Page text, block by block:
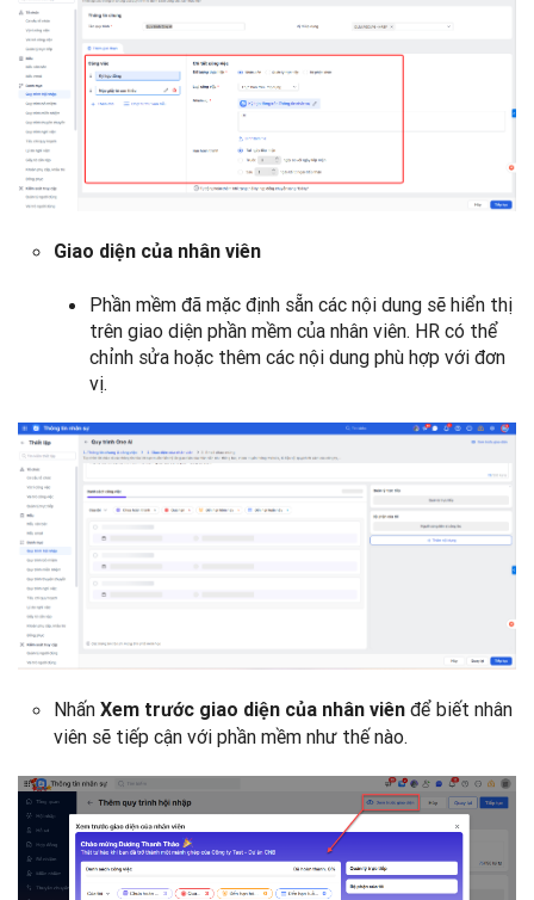
Giao diện của nhân viên
Phần mềm đã mặc định sẵn các nội dung sẽ hiển thị
trên giao diện phần mềm của nhân viên. HR có thể
chỉnh sửa hoặc thêm các nội dung phù hợp với đơn
vị.
Nhấn Xem trước giao diện của nhân viên để biết nhân
viên sẽ tiếp cận với phần mềm như thế nào.